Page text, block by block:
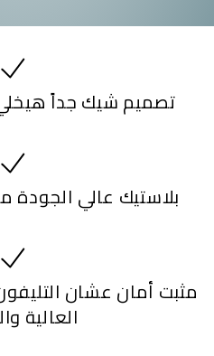
تصميم شيك جداً هيخلي
بلاستيك عالي الجودة
مثبت أمان عشان
العالية